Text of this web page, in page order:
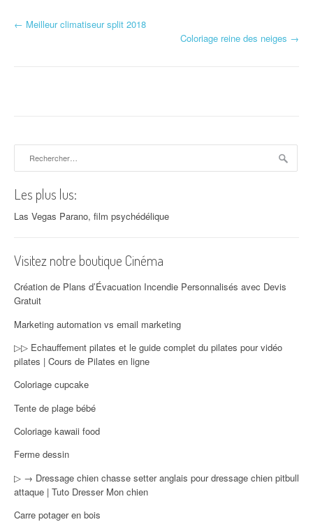
Navigation d'article
← Meilleur climatiseur split 2018
Coloriage reine des neiges →
Les plus lus:
Las Vegas Parano, film psychédélique
Visitez notre boutique Cinéma
Création de Plans d’Évacuation Incendie Personnalisés avec Devis
Gratuit
Marketing automation vs email marketing
▷▷ Echauffement pilates et le guide complet du pilates pour vidéo
pilates | Cours de Pilates en ligne
Coloriage cupcake
Tente de plage bébé
Coloriage kawaii food
Ferme dessin
▷ → Dressage chien chasse setter anglais pour dressage chien pitbull
attaque | Tuto Dresser Mon chien
Carre potager en bois